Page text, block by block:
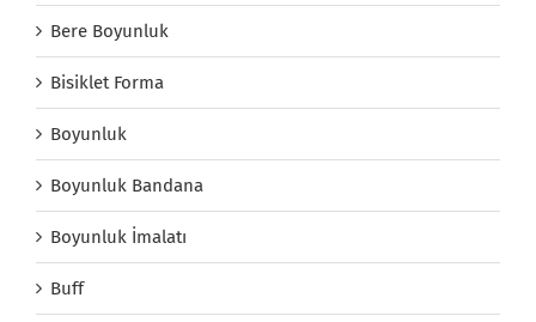
Bere Boyunluk
Bisiklet Forma
Boyunluk
Boyunluk Bandana
Boyunluk İmalatı
Buff